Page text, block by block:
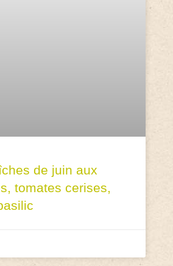
de juin aux
tomates cerises,